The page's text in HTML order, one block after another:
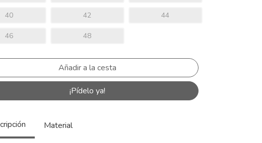
40 42 44
46 48
¡Pídelo ya!
Material